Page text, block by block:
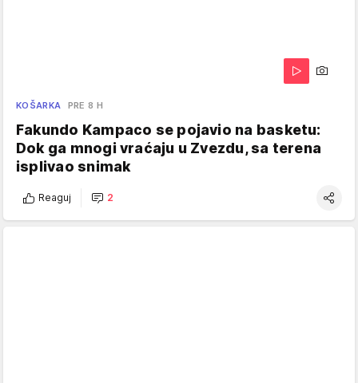
KOŠARKA PRE 8 H
Fakundo Kampaco se pojavio na basketu:
Dok ga mnogi vraćaju u Zvezdu, sa terena
isplivao snimak
Reaguj 2